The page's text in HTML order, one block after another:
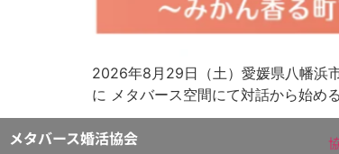
2026年8月29日（土）愛媛県八幡浜
に メタバース空間にて対話から始め
メタバース婚活協会